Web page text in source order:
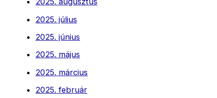
2025. július
2025. június
2025. május
2025. március
2025. február